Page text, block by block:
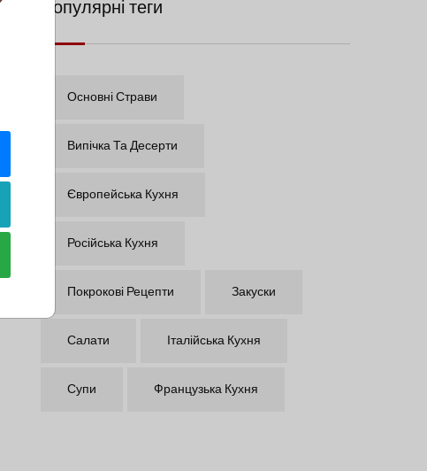
Популярні теги
Основні Страви
Випічка Та Десерти
Європейська Кухня
Російська Кухня
Покрокові Рецепти Закуски
Салати Італійська Кухня
Супи Французька Кухня